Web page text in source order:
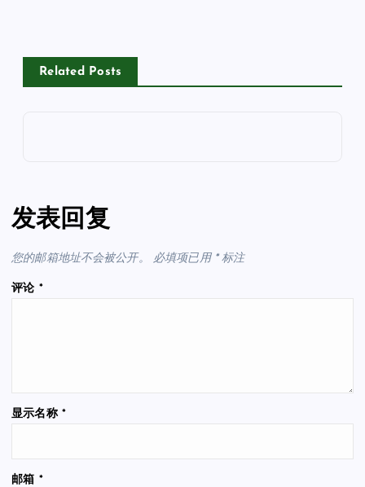
Related Posts
发表回复
您的邮箱地址不会被公开。 必填项已用 *标注
评论 *
显示名称 *
邮箱 *